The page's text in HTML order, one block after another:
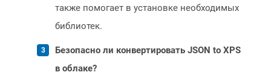
также помогает в установке необходимых
библиотек.
Безопасно ли конвертировать JSON to XPS
в облаке?